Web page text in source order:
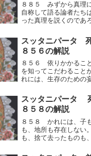
８８５ みずから真理
自称して語る論者たち
った真理を説くのであ
たのであるか？あるい
の思索に従っているの
６ 世の中には...
スッタニパータ
８５６の解説
８５６ 依りかかるこ
を知ってこだわること
れには、生存のための
とのない人は、自らの
を知ってこだわること
れには、生存...
スッタニパータ
８５８の解説
８５８ かれには、子
も、地所も存在しない
も、捨て去ったものも
畑も、地所に対しての